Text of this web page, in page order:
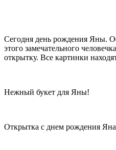
Сегодня день рождения Яны.
этого замечательного
открытку. Все картинки
Нежный букет для Яны!
Открытка с днем рождения